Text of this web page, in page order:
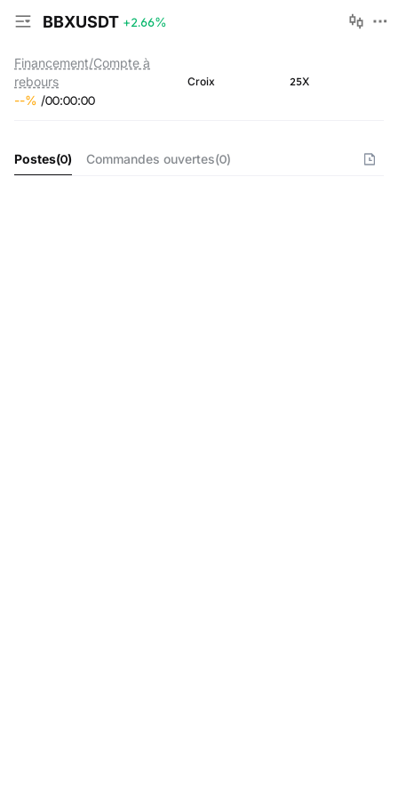
BBXUSDT +2.66%
Financement/Compte à
rebours
--% /00:00:00
Croix 25X
Postes(0) Commandes ouvertes(0)